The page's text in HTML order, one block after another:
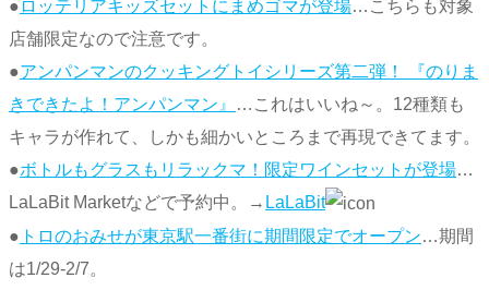
● ロッテリアキッズセットにまめゴマが登場…こちらも対象
店舗限定なので注意です。
●アンパンマンのクッキングトイシリーズ第二弾！ 『のりま
きできたよ！アンパンマン』
…これはいいね～。12種類も
キャラが作れて、しかも細かいところまで再現できてます。
●ボトルもグラスもリラックマ！限定ワインセットが登場…
LaLaBit Marketなどで予約中。→ LaLaBit
● トロのおみせが東京駅一番街に期間限定でオープン…期間
は1/29-2/7。